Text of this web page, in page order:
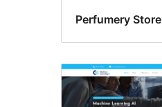
Perfumery Store